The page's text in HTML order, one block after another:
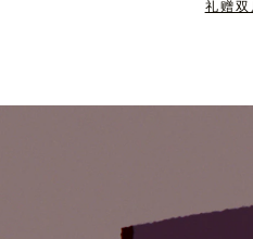
礼赠双